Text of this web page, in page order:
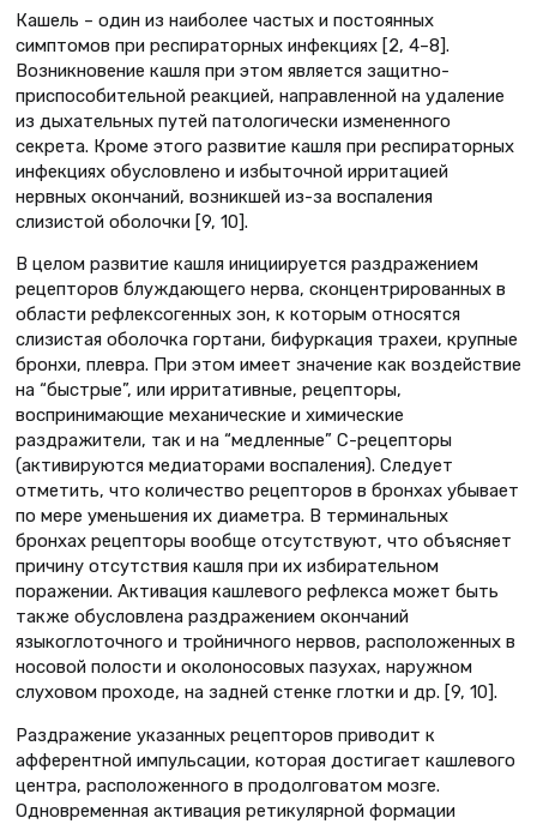
Кашель – один из наиболее частых и постоянных
симптомов при респираторных инфекциях [2, 4–8].
Возникновение кашля при этом является защитно-
приспособительной реакцией, направленной на удаление
из дыхательных путей патологически измененного
секрета. Кроме этого развитие кашля при респираторных
инфекциях обусловлено и избыточной ирритацией
нервных окончаний, возникшей из-за воспаления
слизистой оболочки [9, 10].
В целом развитие кашля инициируется раздражением
рецепторов блуждающего нерва, сконцентрированных в
области рефлексогенных зон, к которым относятся
слизистая оболочка гортани, бифуркация трахеи, крупные
бронхи, плевра. При этом имеет значение как воздействие
на “быстрые”, или ирритативные, рецепторы,
воспринимающие механические и химические
раздражители, так и на “медленные” С-рецепторы
(активируются медиаторами воспаления). Следует
отметить, что количество рецепторов в бронхах убывает
по мере уменьшения их диаметра. В терминальных
бронхах рецепторы вообще отсутствуют, что объясняет
причину отсутствия кашля при их избирательном
поражении. Активация кашлевого рефлекса может быть
также обусловлена раздражением окончаний
языкоглоточного и тройничного нервов, расположенных в
носовой полости и околоносовых пазухах, наружном
слуховом проходе, на задней стенке глотки и др. [9, 10].
Раздражение указанных рецепторов приводит к
афферентной импульсации, которая достигает кашлевого
центра, расположенного в продолговатом мозге.
Одновременная активация ретикулярной формации